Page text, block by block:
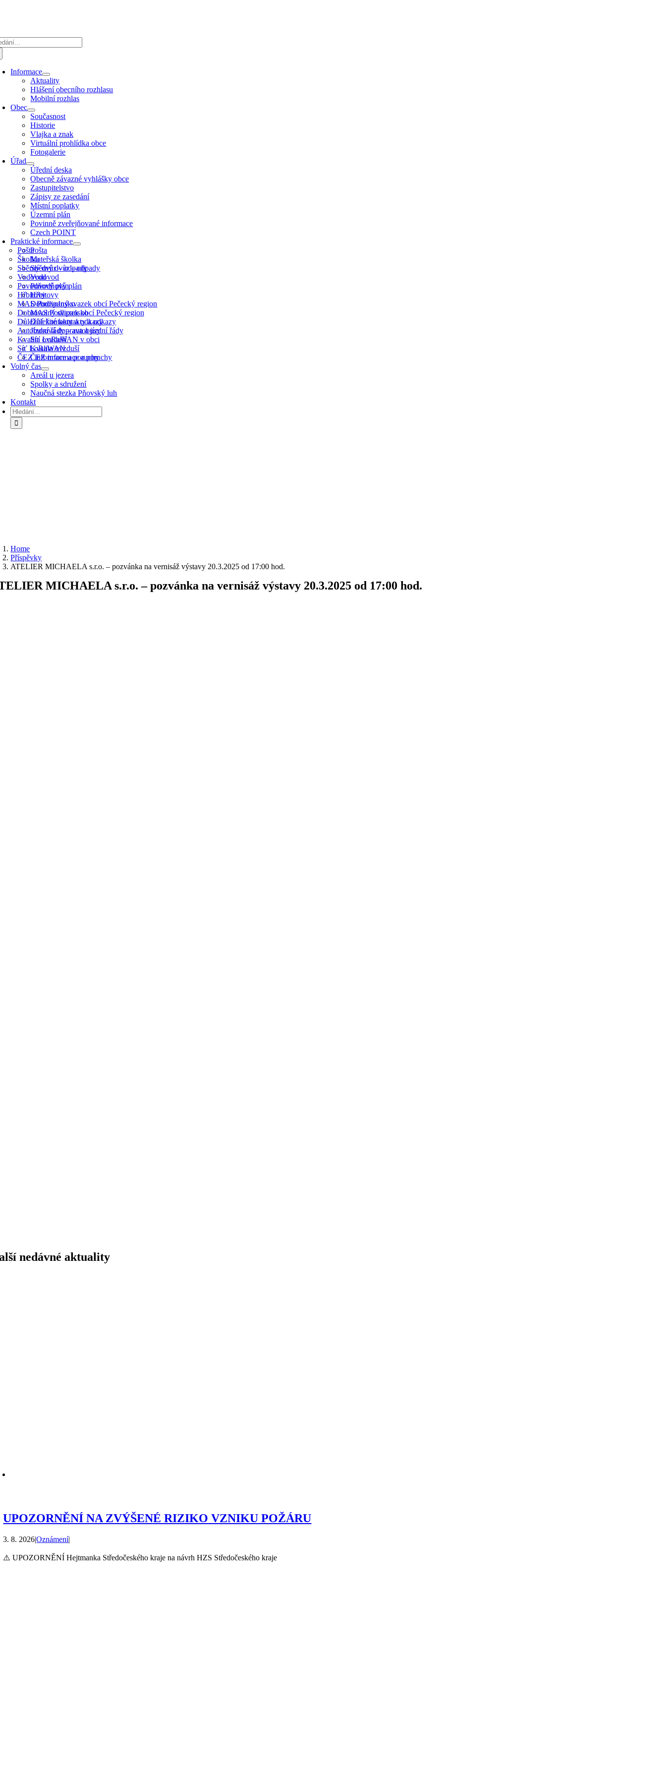
Informace
Aktuality
Hlášení obecního rozhlasu
Mobilní rozhlas
Obec
Současnost
Historie
Vlajka a znak
Virtuální prohlídka obce
Fotogalerie
Úřad
Úřední deska
Obecně závazné vyhlášky obce
Zastupitelstvo
Zápisy ze zasedání
Místní poplatky
Územní plán
Povinně zveřejňované informace
Czech POINT
Praktické informace
Pošta
Školka
Sběrný dvůr – odpady
Vodovod
Povodňový plán
Hřbitovy
MAS Podlipansko
Dobrovolný svazek obcí Pečecký region
Důležité kontakty a odkazy
Autobusová doprava a jízdní řády
Kvalita ovzduší
Síť LoRaWAN
ČEZ informace a poruchy
Pošta
Mateřská školka
Sběrný dvůr – odpady
Vodovod
Povodňový plán
Hřbitovy
Dobrovolný svazek obcí Pečecký region
MAS Podlipansko
Důležité kontakty a odkazy
Jízdní řády – autobusy
Síť LoRaWAN v obci
Kvalita ovzduší
ČEZ informace a poruchy
Volný čas
Areál u jezera
Spolky a sdružení
Naučná stezka Pňovský luh
Kontakt
Hledat:
Home
Příspěvky
ATELIER MICHAELA s.r.o. – pozvánka na vernisáž výstavy 20.3.2025 od 17:00 hod.
MICHAELA s.r.o. – pozvánka na vernisáž výstavy 20.3.2025 od 17:00 hod.
nedávné aktuality
UPOZORNĚNÍ NA ZVÝŠENÉ RIZIKO VZNIKU POŽÁRU
3. 8. 2026|Oznámení|
⚠️ UPOZORNĚNÍ Hejtmanka Středočeského kraje na návrh HZS Středočeského kraje